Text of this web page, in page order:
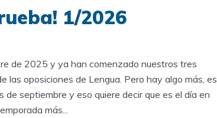
1/2026
de 2025 y ya han comenzado nuestros tres
las oposiciones de Lengua. Pero hay algo más, es
de septiembre y eso quiere decir que es el día en
más...